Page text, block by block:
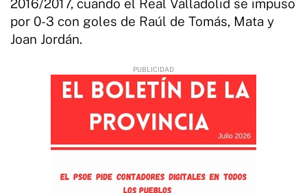
2016/2017, cuando el Real Valladolid se impuso
por 0-3 con goles de Raúl de Tomás, Mata y
Joan Jordán.